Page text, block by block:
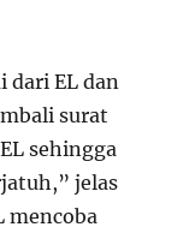
dari EL dan
surat
sehingga
jelas
mencoba